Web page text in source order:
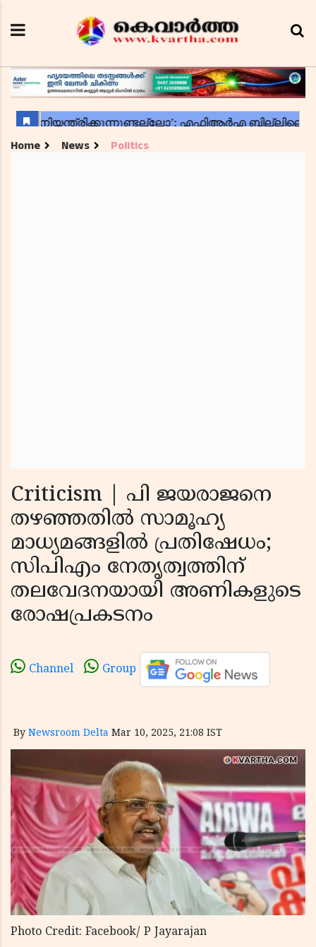
Home News Politics
Criticism | പി ജയരാജനെ
തഴഞ്ഞതിൽ സാമൂഹ്യ
മാധ്യമങ്ങളിൽ പ്രതിഷേധം;
സിപിഎം നേതൃത്വത്തിന്
തലവേദനയായി അണികളുടെ
രോഷപ്രകടനം
Channel Group
By Newsroom Delta Mar 10, 2025, 21:08 IST
Photo Credit: Facebook/ P Jayarajan